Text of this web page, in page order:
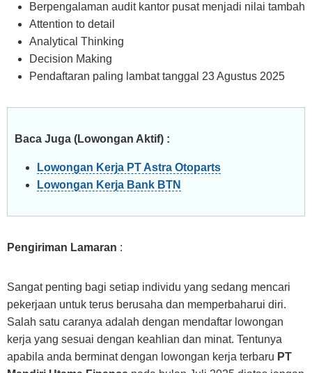
Berpengalaman audit kantor pusat menjadi nilai tambah
Attention to detail
Analytical Thinking
Decision Making
Pendaftaran paling lambat tanggal 23 Agustus 2025
Baca Juga (Lowongan Aktif) :
Lowongan Kerja PT Astra Otoparts
Lowongan Kerja Bank BTN
Pengiriman Lamaran :
Sangat penting bagi setiap individu yang sedang mencari
pekerjaan untuk terus berusaha dan memperbaharui diri.
Salah satu caranya adalah dengan mendaftar lowongan
kerja yang sesuai dengan keahlian dan minat. Tentunya
apabila anda berminat dengan lowongan kerja terbaru PT